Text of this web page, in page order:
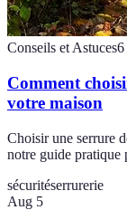
Conseils et Astuces6
Comment
votre maison
Choisir une serrure
notre guide pratique
sécuritéserrurerie
Aug 5